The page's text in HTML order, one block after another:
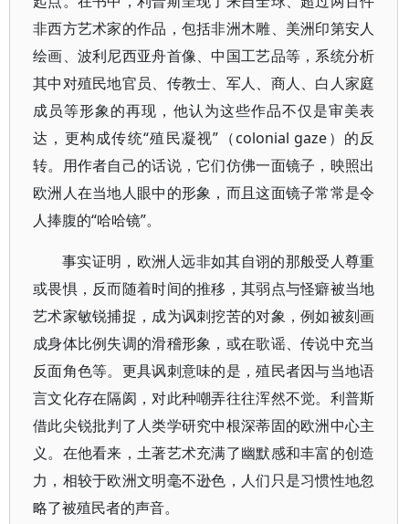
非西方艺术家的作品，包括非洲木雕、美洲印第安人
绘画、波利尼西亚舟首像、中国工艺品等，系统分析
其中对殖民地官员、传教士、军人、商人、白人家庭
成员等形象的再现，他认为这些作品不仅是审美表
达，更构成传统“殖民凝视”（colonial gaze）的反
转。用作者自己的话说，它们仿佛一面镜子，映照出
欧洲人在当地人眼中的形象，而且这面镜子常常是令
人捧腹的“哈哈镜”。
事实证明，欧洲人远非如其自诩的那般受人尊重
或畏惧，反而随着时间的推移，其弱点与怪癖被当地
艺术家敏锐捕捉，成为讽刺挖苦的对象，例如被刻画
成身体比例失调的滑稽形象，或在歌谣、传说中充当
反面角色等。更具讽刺意味的是，殖民者因与当地语
言文化存在隔阂，对此种嘲弄往往浑然不觉。利普斯
借此尖锐批判了人类学研究中根深蒂固的欧洲中心主
义。在他看来，土著艺术充满了幽默感和丰富的创造
力，相较于欧洲文明毫不逊色，人们只是习惯性地忽
略了被殖民者的声音。